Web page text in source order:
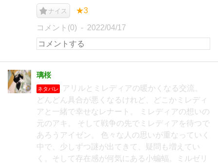
ナイス ★3
コメント(0) 2022/04/17
璃桜
ネタバレ
アリルとミレディアの暖かくなる交流。
どんどん具合が悪くなるけれど、どこかミレディ
アと一緒で幸せなレナート。 ミレディアの想いの
元のアキ。 そして戦争の先でミレディアを待つで
あろうアイゼン。 色々な人の思いが重なっていく
中で、少しずつ謎が出てきて、疑問も増えてい
く。そして存在感が何気にある小蝙蝠。ミルゼリ